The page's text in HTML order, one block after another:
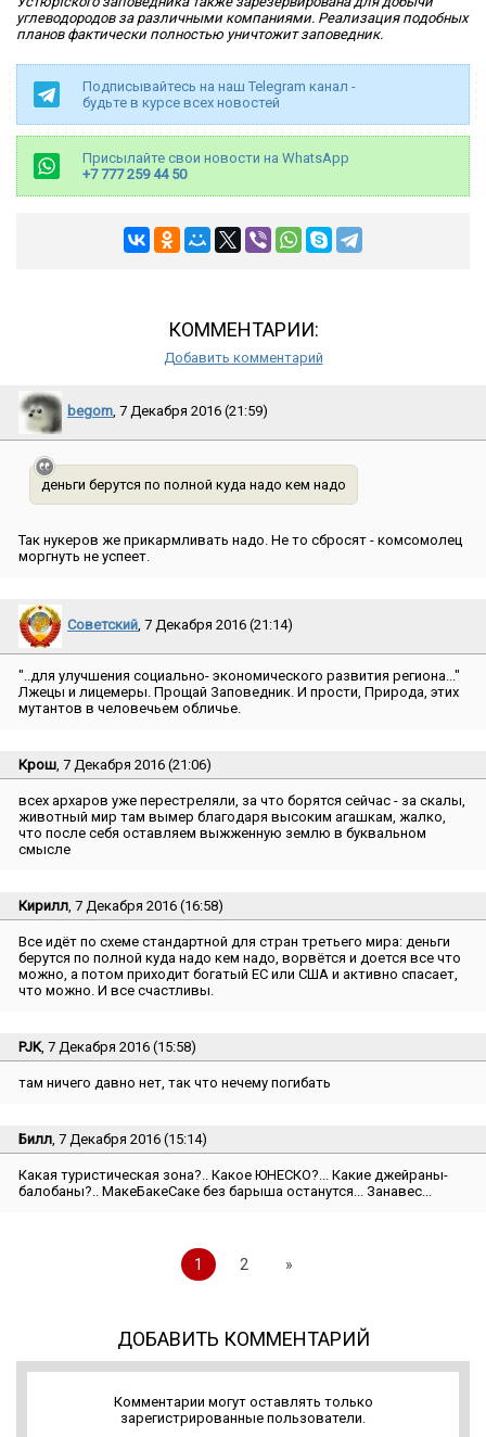
углеводородов за различными компаниями. Реализация подобных
планов фактически полностью уничтожит заповедник.
Подписывайтесь на наш Telegram канал -
будьте в курсе всех новостей
Присылайте свои новости на WhatsApp
+7 777 259 44 50
КОММЕНТАРИИ:
Добавить комментарий
begom, 7 Декабря 2016 (21:59)
деньги берутся по полной куда надо кем надо
Так нукеров же прикармливать надо. Не то сбросят - комсомолец
моргнуть не успеет.
Советский, 7 Декабря 2016 (21:14)
″..для улучшения социально- экономического развития региона...″
Лжецы и лицемеры. Прощай Заповедник. И прости, Природа, этих
мутантов в человечьем обличье.
Крош , 7 Декабря 2016 (21:06)
всех архаров уже перестреляли, за что борятся сейчас - за скалы,
животный мир там вымер благодаря высоким агашкам, жалко,
что после себя оставляем выжженную землю в буквальном
смысле
Кирилл , 7 Декабря 2016 (16:58)
Все идёт по схеме стандартной для стран третьего мира: деньги
берутся по полной куда надо кем надо, ворвётся и доется все что
можно, а потом приходит богатый ЕС или США и активно спасает,
что можно. И все счастливы.
PJK, 7 Декабря 2016 (15:58)
там ничего давно нет, так что нечему погибать
Билл , 7 Декабря 2016 (15:14)
Какая туристическая зона?.. Какое ЮНЕСКО?... Какие джейраны-
балобаны?.. МакеБакеСаке без барыша останутся... Занавес...
1 2 »
ДОБАВИТЬ КОММЕНТАРИЙ
Комментарии могут оставлять только
зарегистрированные пользователи.